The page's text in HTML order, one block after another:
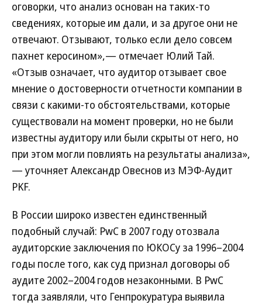
оговорки, что анализ основан на таких-то
сведениях, которые им дали, и за другое они не
отвечают. Отзывают, только если дело совсем
пахнет керосином»,— отмечает Юлий Тай.
«Отзыв означает, что аудитор отзывает свое
мнение о достоверности отчетности компании в
связи с какими-то обстоятельствами, которые
существовали на момент проверки, но не были
известны аудитору или были скрыты от него, но
при этом могли повлиять на результаты анализа»,
— уточняет Александр Овеснов из МЭФ-Аудит
PKF.
В России широко известен единственный
подобный случай: PwC в 2007 году отозвала
аудиторские заключения по ЮКОСу за 1996–2004
годы после того, как суд признал договоры об
аудите 2002–2004 годов незаконными. В PwC
тогда заявляли, что Генпрокуратура выявила